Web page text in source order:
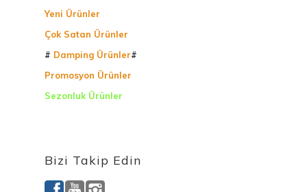
Yeni Ürünler
Çok Satan Ürünler
# Damping Ürünler#
Promosyon Ürünler
Sezonluk Ürünler
Bizi Takip Edin